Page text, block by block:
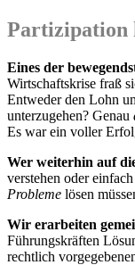
Partizipation
Eines der
Wirtschaftskrise fraß
Entweder den Lohn
unterzugehen? Genau
Es war ein voller
Wer weiterhin auf
verstehen oder
Probleme lösen
Wir erarbeiten
Führungskräften
rechtlich